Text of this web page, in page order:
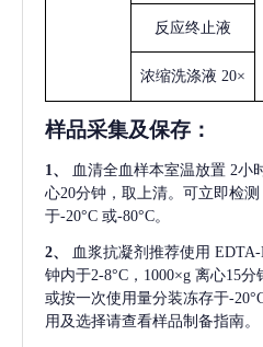
反应终止液
浓缩洗涤液 20×
样品采集及保存 ：
1、 血清全血样本室温放置 2小
心20分钟，取上清。可立即检
于-20°C 或-80°C。
2、 血浆抗凝剂推荐使用
钟内于2-8°C，1000×g 离心15
或按一次使用量分装冻存于-
用及选择请查看样品制备指南。